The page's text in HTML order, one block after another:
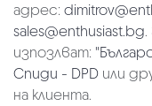
адрес:
sales@enthusiast.bg
изпозлват:
Спиди - DPD или
на клиента.